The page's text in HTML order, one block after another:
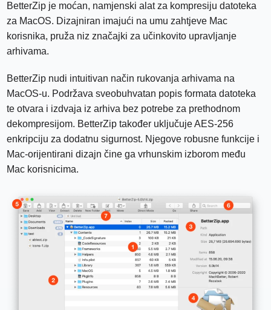
BetterZip je moćan, namjenski alat za kompresiju datoteka
za MacOS. Dizajniran imajući na umu zahtjeve Mac
korisnika, pruža niz značajki za učinkovito upravljanje
arhivama.
BetterZip nudi intuitivan način rukovanja arhivama na
MacOS-u. Podržava sveobuhvatan popis formata datoteka
te otvara i izdvaja iz arhiva bez potrebe za prethodnom
dekompresijom. BetterZip također uključuje AES-256
enkripciju za dodatnu sigurnost. Njegove robusne funkcije i
Mac-orijentirani dizajn čine ga vrhunskim izborom među
Mac korisnicima.